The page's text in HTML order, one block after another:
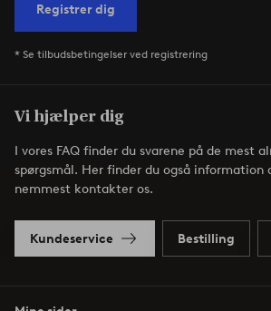
Registrer dig
* Se tilbudsbetingelser ved registrering
Vi hjælper dig
I vores FAQ finder du svarene på de mest
spørgsmål. Her finder du også information
nemmest kontakter os.
Kundeservice Bestilling